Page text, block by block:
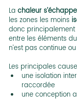
La chaleur s’échappe
les zones les moins
donc principalement
entre les éléments
n’est pas continue
Les principales
une isolation
raccordée
une conception